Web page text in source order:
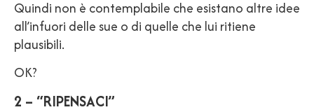
Quindi non è contemplabile che esistano altre idee
all’infuori delle sue o di quelle che lui ritiene
plausibili.
OK?
2 – “RIPENSACI”